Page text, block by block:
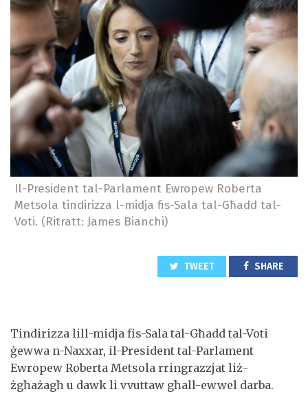
Il-President tal-Parlament Ewropew Roberta
Metsola tindirizza l-midja fis-Sala tal-Għadd tal-
Voti. (Ritratt: James Bianchi)
TWEET SHARE
Tindirizza lill-midja fis-Sala tal-Għadd tal-Voti
ġewwa n-Naxxar, il-President tal-Parlament
Ewropew Roberta Metsola rringrazzjat liż-
żgħażagħ u dawk li vvuttaw għall-ewwel darba.